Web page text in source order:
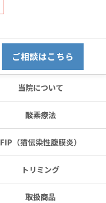
ご相談はこちら
当院について
酸素療法
FIP（猫伝染性腹膜炎）
トリミング
取扱商品